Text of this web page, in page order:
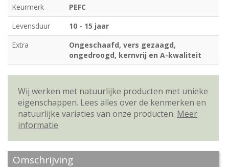
Keurmerk
PEFC
Levensduur
10 - 15 jaar
Extra
Ongeschaafd, vers gezaagd,
ongedroogd, kernvrij en A-kwaliteit
Wij werken met natuurlijke producten met unieke
eigenschappen. Lees alles over de kenmerken en
natuurlijke variaties van onze producten. Meer
informatie
Omschrijving